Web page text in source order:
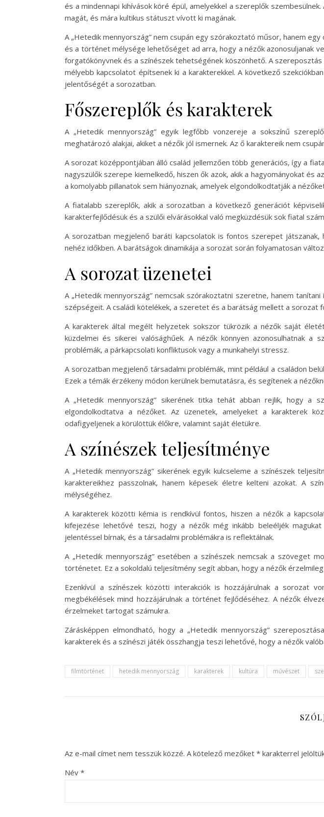
és a mindennapi kihívások köré épül, amelyekkel a szereplők
magát, és mára kultikus státuszt vívott ki magának.
A „Hetedik mennyország” nem csupán egy szórakoztató műsor, hanem
és a történet mélysége lehetőséget ad arra, hogy a nézők azonosuljanak
forgatókönyvnek és a színészek tehetségének köszönhető. A
mélyebb kapcsolatot építsenek ki a karakterekkel. A következő
jelentőségét a sorozatban.
Főszereplők és karakterek
A „Hetedik mennyország” egyik legfőbb vonzereje a sokszínű
meghatározó alakjai, akiket a nézők jól ismernek. Az ő karaktereik nem
A sorozat középpontjában álló család jellemzően több generációs, így a
nagyszülők szerepe kiemelkedő, hiszen ők azok, akik a hagyományokat
a komolyabb pillanatok sem hiányoznak, amelyek elgondolkodtatják a
A fiatalabb szereplők, akik a sorozatban a következő generációt
karakterfejlődésük és a szülői elvárásokkal való megküzdésük sok fiatal
A sorozatban megjelenő baráti kapcsolatok is fontos szerepet
nehéz időkben. A barátságok dinamikája a sorozat során folyamatosan
A sorozat üzenetei
A „Hetedik mennyország” nemcsak szórakoztatni szeretne, hanem
szépségeit. A családi kötelékek, a szeretet és a barátság mellett a
A karakterek által megélt helyzetek sokszor tükrözik a nézők saját
küzdelmei és sikerei valósághűek. A nézők könnyen azonosulhatnak a
problémák, a párkapcsolati konfliktusok vagy a munkahelyi stressz.
A sorozatban megjelenő társadalmi problémák, mint például a családon
Ezek a témák érzékeny módon kerülnek bemutatásra, és segítenek a
A „Hetedik mennyország” sikerének titka tehát abban rejlik, hogy a
elgondolkodtatva a nézőket. Az üzenetek, amelyeket a karakterek
odafigyeljenek a körülöttük élőkre, valamint saját életükre.
A színészek teljesítménye
A „Hetedik mennyország” sikerének egyik kulcseleme a színészek
karaktereikhez passzolnak, hanem képesek életre kelteni azokat. A
mélységéhez.
A karakterek közötti kémia is rendkívül fontos, hiszen a nézők a
kifejezése lehetővé teszi, hogy a nézők még inkább beleéljék
jelentéssel bírnak, és a társadalmi problémákra is reflektálnak.
A „Hetedik mennyország” esetében a színészek nemcsak a szöveget
történetet. Ez a sokoldalú teljesítmény segít abban, hogy a nézők
Ezenkívül a színészek közötti interakciók is hozzájárulnak a sorozat
megbékélések mind hozzájárulnak a történet fejlődéséhez. A nézők
érzelmeket tartogat számukra.
Zárásképpen elmondható, hogy a „Hetedik mennyország”
karakterek és a színészi játék összhangja teszi lehetővé, hogy a nézők
filmtörténet hetedik mennyország karakterek kultúra művészet
Az e-mail címet nem tesszük közzé. A kötelező mezőket * karakterrel
Név *